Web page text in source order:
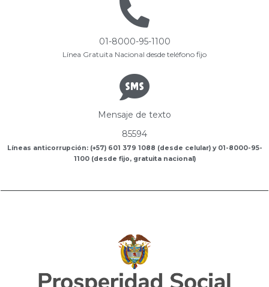
01-8000-95-1100
Línea Gratuita Nacional desde teléfono fijo
Mensaje de texto
85594
Líneas anticorrupción: (+57) 601 379 1088 (desde celular) y 01-8000-95-
1100 (desde fijo, gratuita nacional)